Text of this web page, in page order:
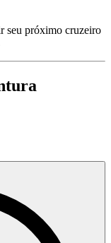
seu próximo cruzeiro